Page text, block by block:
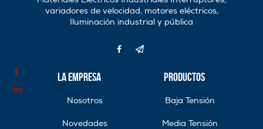
variadores de velocidad, motores eléctricos,
Iluminación industrial y pública
La Empresa
Nosotros
Novedades
Productos
Baja Tensión
Media Tensión